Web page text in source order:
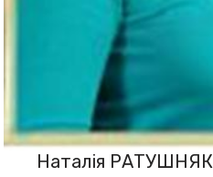
Наталія РАТУШНЯК